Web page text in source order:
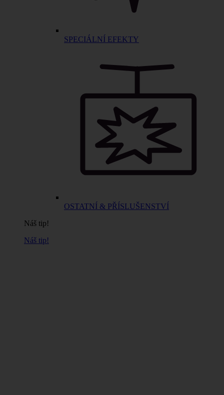
SPECIÁLNÍ EFEKTY
OSTATNÍ & PŘÍSLUŠENSTVÍ
Náš tip!
Náš tip!